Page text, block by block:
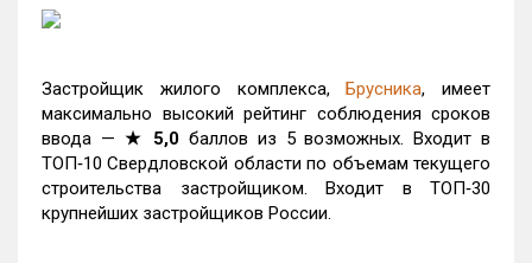
Застройщик жилого комплекса,Брусника, имеет
максимально высокий рейтинг соблюдения сроков
ввода — ★ 5,0 баллов из 5 возможных. Входит в
ТОП‑10 Свердловской области по объемам текущего
строительства застройщиком. Входит в ТОП‑30
крупнейших застройщиков России.